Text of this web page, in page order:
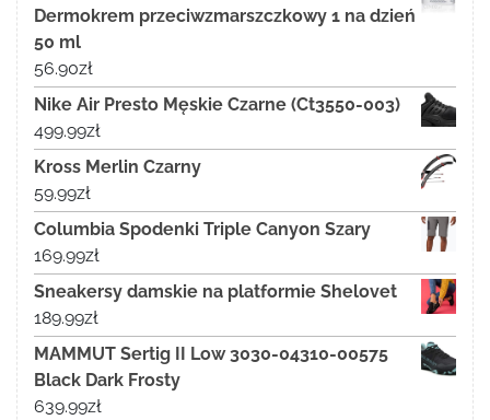
Dermokrem przeciwzmarszczkowy 1 na dzień
50 ml
56.90zł
Nike Air Presto Męskie Czarne (Ct3550-003)
499.99zł
Kross Merlin Czarny
59.99zł
Columbia Spodenki Triple Canyon Szary
169.99zł
Sneakersy damskie na platformie Shelovet
189.99zł
MAMMUT Sertig II Low 3030-04310-00575
Black Dark Frosty
639.99zł